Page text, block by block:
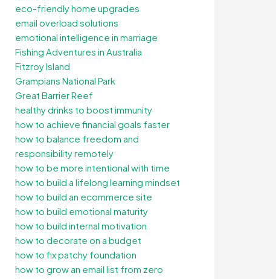
eco-friendly home upgrades
email overload solutions
emotional intelligence in marriage
Fishing Adventures in Australia
Fitzroy Island
Grampians National Park
Great Barrier Reef
healthy drinks to boost immunity
how to achieve financial goals faster
how to balance freedom and
responsibility remotely
how to be more intentional with time
how to build a lifelong learning mindset
how to build an ecommerce site
how to build emotional maturity
how to build internal motivation
how to decorate on a budget
how to fix patchy foundation
how to grow an email list from zero